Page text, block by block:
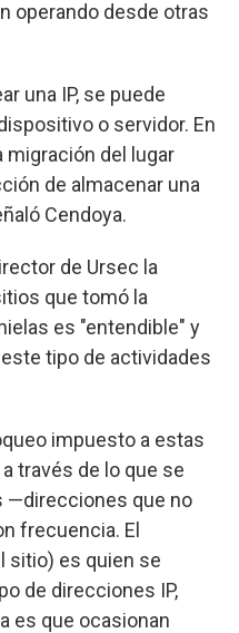
operando desde otras
una IP, se puede
o servidor. En
migración del lugar
de almacenar una
Cendoya.
de Ursec la
que tomó la
es "entendible" y
tipo de actividades
impuesto a estas
través de lo que se
—direcciones que no
frecuencia. El
sitio) es quien se
de direcciones IP,
es que ocasionan